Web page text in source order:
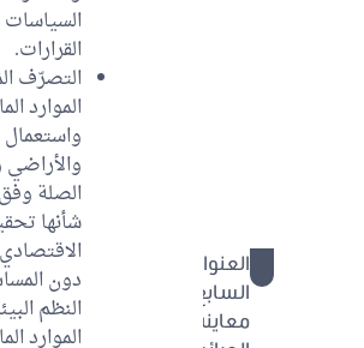
العنوان
السابع:
معاينة
القرارات.
التصرّف
الموارد
واستعمال
والأراضي
الصلة
شأنها
دون
النظم
الموارد